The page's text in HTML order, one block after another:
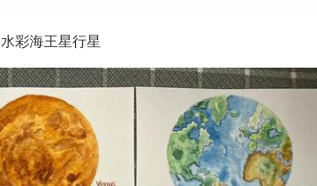
水彩海王星行星